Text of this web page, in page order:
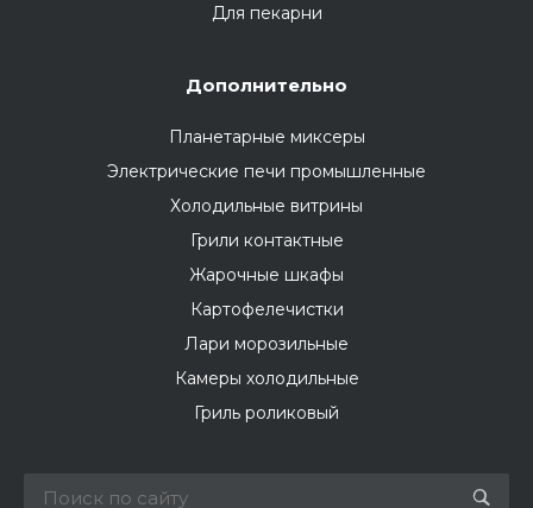
Для пекарни
Дополнительно
Планетарные миксеры
Электрические печи промышленные
Холодильные витрины
Грили контактные
Жарочные шкафы
Картофелечистки
Лари морозильные
Камеры холодильные
Гриль роликовый